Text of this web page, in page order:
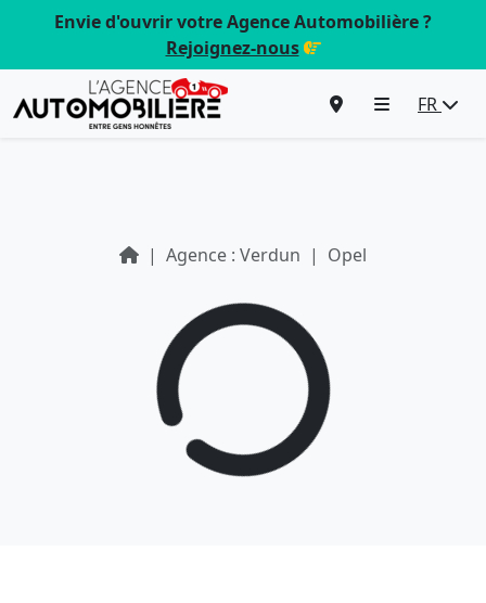
Envie d'ouvrir votre Agence Automobilière ?
Rejoignez-nous
FR
Agence : Verdun Opel